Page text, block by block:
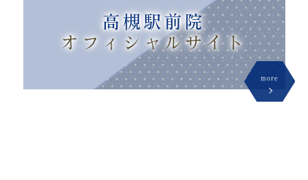
高槻駅前院
オフィシャルサイト
more